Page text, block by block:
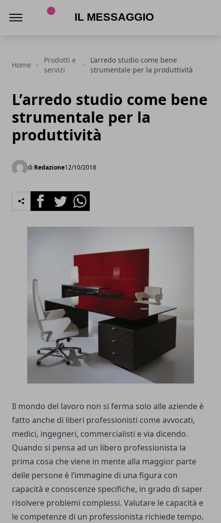
Home
Prodotti e
servizi
L’arredo studio come bene
strumentale per la produttività
L’arredo studio come bene
strumentale per la
produttività
di Redazione12/10/2018
FacebookTwitterWhatsapp
Il mondo del lavoro non si ferma solo alle aziende è
fatto anche di liberi professionisti come avvocati,
medici, ingegneri, commercialisti e via dicendo.
Quando si pensa ad un libero professionista la
prima cosa che viene in mente alla maggior parte
delle persone è l’immagine di una figura con
capacità e conoscenze specifiche, in grado di saper
risolvere problemi complessi. Valutare le capacità e
le competenze di un professionista richiede tempo,